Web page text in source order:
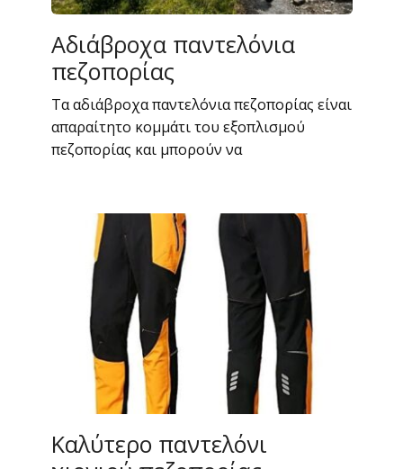
Αδιάβροχα παντελόνια
πεζοπορίας
Τα αδιάβροχα παντελόνια πεζοπορίας είναι
απαραίτητο κομμάτι του εξοπλισμού
πεζοπορίας και μπορούν να
Καλύτερο παντελόνι